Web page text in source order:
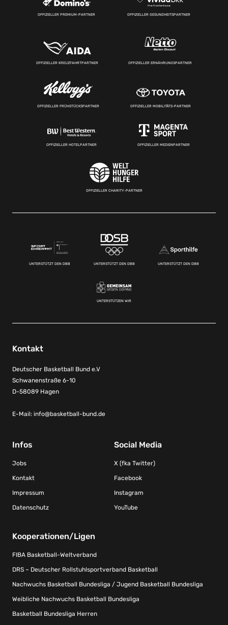
OFFIZIELLER PREMIUM-PARTNER OFFIZIELLER GESUNDHEITSPARTNER
OFFIZIELLER KREUZFAHRTPARTNER OFFIZIELLER ERNÄHRUNGSPARTNER
OFFIZIELLER FRÜHSTÜCKSPARTNER OFFIZIELLER MOBILITÄTS-PARTNER
OFFIZIELLER HOTELPARTNER OFFIZIELLER MEDIENPARTNER
OFFIZIELLER CHARITY-PARTNER
UNTERSTÜTZT DEN DBB UNTERSTÜTZT DEN DBB UNTERSTÜTZT DEN DBB
UNTERSTÜTZEN WIR
Kontakt
Deutscher Basketball Bund e.V
Schwanenstraße 6-10
D-58089 Hagen
E-Mail: info@basketball-bund.de
Infos
Jobs
Kontakt
Impressum
Datenschutz
Social Media
X (fka Twitter)
Facebook
Instagram
YouTube
Kooperationen/Ligen
FIBA Basketball-Weltverband
DRS – Deutscher Rollstuhlsportverband Basketball
Nachwuchs Basketball Bundesliga / Jugend Basketball Bundesliga
Weibliche Nachwuchs Basketball Bundesliga
Basketball Bundesliga Herren